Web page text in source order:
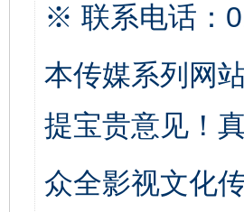
※ 联系电话：
本传媒系列网
提宝贵意见！
众全影视文化